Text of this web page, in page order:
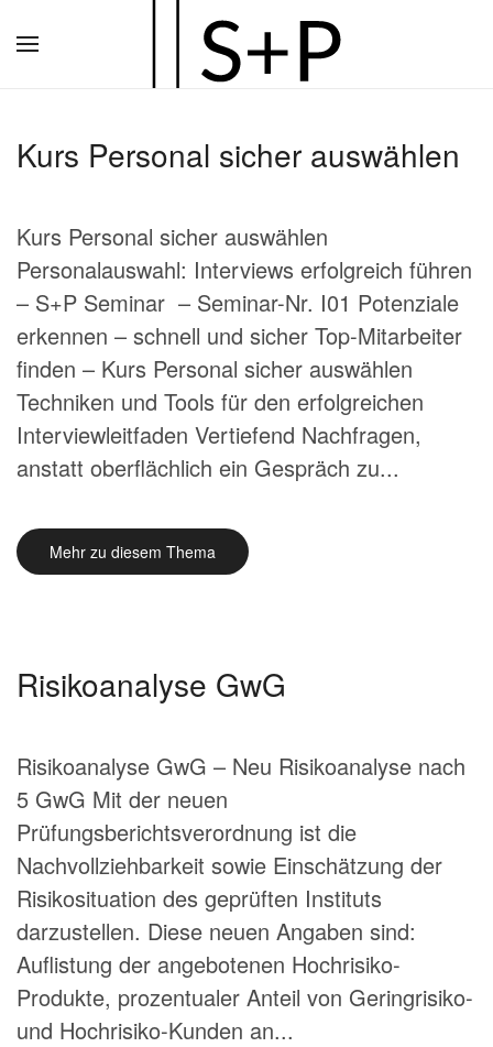
Hauptinhalt
Kurs Personal sicher auswählen
Kurs Personal sicher auswählen
Personalauswahl: Interviews erfolgreich führen
– S+P Seminar – Seminar-Nr. I01 Potenziale
erkennen – schnell und sicher Top-Mitarbeiter
finden – Kurs Personal sicher auswählen
Techniken und Tools für den erfolgreichen
Interviewleitfaden Vertiefend Nachfragen,
anstatt oberflächlich ein Gespräch zu...
Mehr zu diesem Thema
Risikoanalyse GwG
Risikoanalyse GwG – Neu Risikoanalyse nach
5 GwG Mit der neuen
Prüfungsberichtsverordnung ist die
Nachvollziehbarkeit sowie Einschätzung der
Risikosituation des geprüften Instituts
darzustellen. Diese neuen Angaben sind:
Auflistung der angebotenen Hochrisiko-
Produkte, prozentualer Anteil von Geringrisiko-
und Hochrisiko-Kunden an...